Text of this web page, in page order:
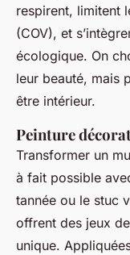
respirent, limitent
(COV), et
écologique. On
leur beauté, mais
être intérieur.
Peinture
Transformer un
à fait possible
tannée ou le stuc
offrent des jeux
unique.